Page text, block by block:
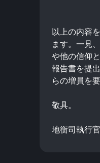
以上の内容
ます。一見
や他の信仰
報告書を提
らの増員を
敬具。
地衡司執行